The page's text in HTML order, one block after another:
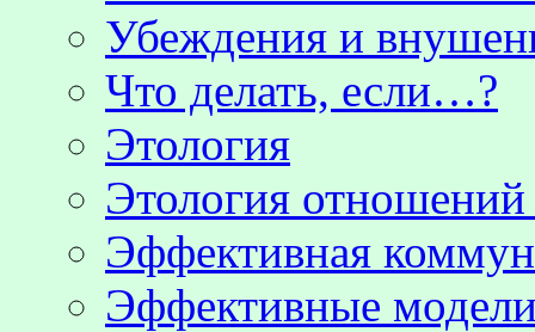
Убеждения и
Что делать, если…?
Этология
Этология
Эффективная
Эффективные